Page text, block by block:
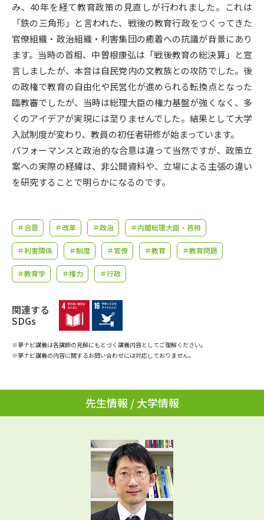
志望校・出願校を調べる
併願校選び 受験スケジュールを立てよう
先輩が入学を決めた理由 テレメール全国一斉進学調査
新生活お役立ちガイド
学問発見
大学で学びたい学問発見
学問のミニ講義「夢ナビ講義」 学問分野解説
ユーザーサポート
Ｑ＆Ａ よくあるご質問 大学進学IDについて
受付内容・発送状況の確認
テレメール
テレメール進学カタログ
訂正のご案内
み、40年を経て教育政策の見直しが行われました。これは
「鉄の三角形」と言われた、戦後の教育行政をつくってきた
官僚組織・政治組織・利害集団の癒着への抗議が背景にあり
ます。当時の首相、中曽根康弘は「戦後教育の総決算」と宣
言しましたが、本音は自民党内の文教族との攻防でした。後
の政権で教育の自由化や民営化が進められる転換点となった
臨教審でしたが、当時は総理大臣の権力基盤が強くなく、多
くのアイデアが実現には至りませんでした。結果として大学
入試制度が変わり、教員の初任者研修が始まっています。
パフォーマンスと政治的な合意は違って当然ですが、政策立
案への実際の経緯は、非公開資料や、立場による主張の違い
を研究することで明らかになるのです。
＃合意 ＃改革 ＃政治 ＃内閣総理大臣・首相
＃利害関係 ＃制度 ＃官僚 ＃教育 ＃教育問題
＃教育学 ＃権力 ＃行政
関連する
SDGs
※夢ナビ講義は各講師の見解にもとづく講義内容としてご理解ください。
※夢ナビ講義の内容に関するお問い合わせには対応しておりません。
先生情報 / 大学情報